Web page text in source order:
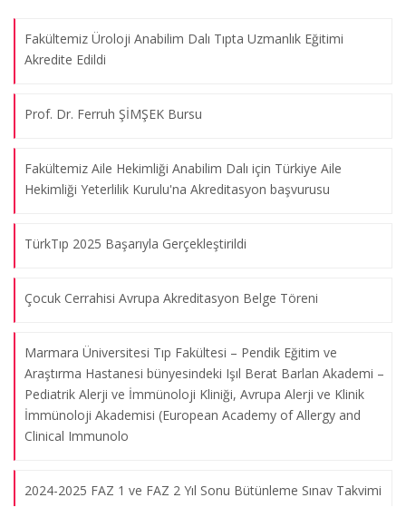
Fakültemiz Üroloji Anabilim Dalı Tıpta Uzmanlık Eğitimi
Akredite Edildi
Prof. Dr. Ferruh ŞİMŞEK Bursu
Fakültemiz Aile Hekimliği Anabilim Dalı için Türkiye Aile
Hekimliği Yeterlilik Kurulu'na Akreditasyon başvurusu
TürkTıp 2025 Başarıyla Gerçekleştirildi
Çocuk Cerrahisi Avrupa Akreditasyon Belge Töreni
Marmara Üniversitesi Tıp Fakültesi – Pendik Eğitim ve
Araştırma Hastanesi bünyesindeki Işıl Berat Barlan Akademi –
Pediatrik Alerji ve İmmünoloji Kliniği, Avrupa Alerji ve Klinik
İmmünoloji Akademisi (European Academy of Allergy and
Clinical Immunolo
2024-2025 FAZ 1 ve FAZ 2 Yıl Sonu Bütünleme Sınav Takvimi
Marmara Üniversitesi Tıp Fakültesi III. Uluslararası Onkoloji ve
Cerrahi Günleri 2018
04.05.2018
The Işıl Barlan Symposium on Primary Immune Deficiency in